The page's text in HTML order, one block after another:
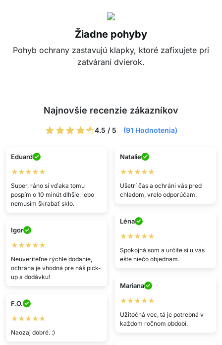
Žiadne pohyby
Pohyb ochrany zastavujú klapky, ktoré zafixujete pri
zatváraní dvierok.
Najnovšie recenzie zákazníkov
4.5 / 5 (91 Hodnotenia)
Eduard
★★★★★
Super, ráno si vďaka tomu
pospím o 10 minút dlhšie, lebo
nemusím škrabať sklo.
Natalie
★★★★★
Ušetrí čas a ochráni vás pred
chladom, vrelo odporúčam.
Léna
★★★★★
Spokojná som a určite si u vás
ešte niečo objednam.
Igor
★★★★★
Neuveriteľne rýchle dodanie,
ochrana je vhodná pre náš pick-
up a dodávku!
Mariana
★★★★★
Užitočná vec, tá je potrebná v
každom ročnom období.
F.O.
★★★★★
Naozaj dobré. :)